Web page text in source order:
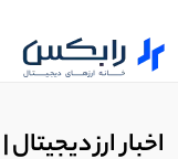
اخبار ارز